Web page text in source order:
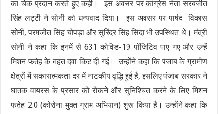
का चेक प्रदान करते हुए कही। इस अवसर पर कांग्रेस नेता सरबजीत
सिंह लट्टी ने सोनी को धन्यवाद दिया। इस अवसर पर पार्षद विकास
सोनी, परमजीत सिंह चोपड़ा और सुरिंदर सिंह सिंदा भी उपस्थित थे। मंत्री
सोनी ने कहा कि इनमें से 631 कोविड-19 पॉजिटिव पाए गए और उन्हें
मिशन फतेह के तहत दवा किट दी गई। उन्होंने कहा कि पंजाब के ग्रामीण
क्षेत्रों में सकारात्मकता दर में नाटकीय वृद्धि हुई है, इसलिए पंजाब सरकार ने
घातक वायरस के प्रसार को रोकने और सुनिश्चित करने के लिए मिशन
फतेह 2.0 (कोरोना मुक्त ग्राम अभियान) शुरू किया है। उन्होंने कहा कि